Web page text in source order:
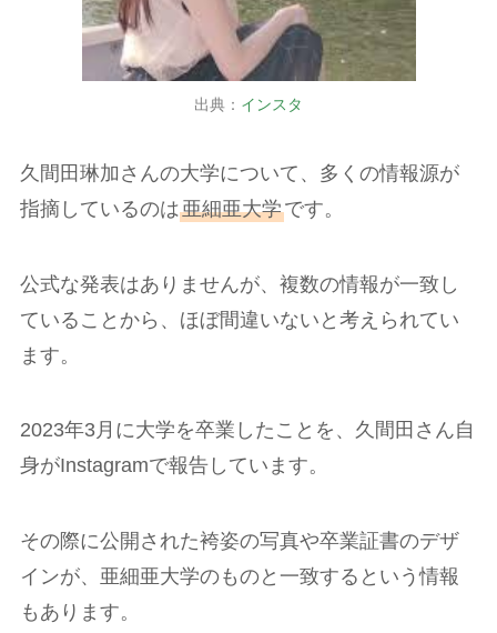
出典： インスタ
久間田琳加さんの大学について、多くの情報源が
指摘しているのは亜細亜大学です。
公式な発表はありませんが、複数の情報が一致し
ていることから、ほぼ間違いないと考えられてい
ます。
2023年3月に大学を卒業したことを、久間田さん自
身がInstagramで報告しています。
その際に公開された袴姿の写真や卒業証書のデザ
インが、亜細亜大学のものと一致するという情報
もあります。